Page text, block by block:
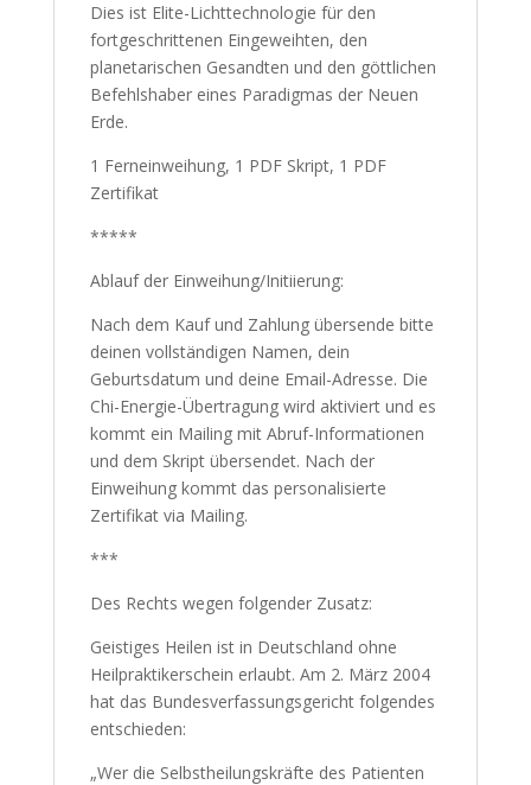
Dies ist Elite-Lichttechnologie für den
fortgeschrittenen Eingeweihten, den
planetarischen Gesandten und den göttlichen
Befehlshaber eines Paradigmas der Neuen
Erde.
1 Ferneinweihung, 1 PDF Skript, 1 PDF
Zertifikat
*****
Ablauf der Einweihung/Initiierung:
Nach dem Kauf und Zahlung übersende bitte
deinen vollständigen Namen, dein
Geburtsdatum und deine Email-Adresse. Die
Chi-Energie-Übertragung wird aktiviert und es
kommt ein Mailing mit Abruf-Informationen
und dem Skript übersendet. Nach der
Einweihung kommt das personalisierte
Zertifikat via Mailing.
***
Des Rechts wegen folgender Zusatz:
Geistiges Heilen ist in Deutschland ohne
Heilpraktikerschein erlaubt. Am 2. März 2004
hat das Bundesverfassungsgericht folgendes
entschieden:
„Wer die Selbstheilungskräfte des Patienten